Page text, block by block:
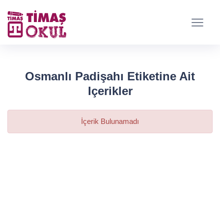
Osmanlı Padişahı Etiketine Ait
Içerikler
İçerik Bulunamadı